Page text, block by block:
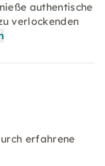
authentische
verlockenden
erfahrene